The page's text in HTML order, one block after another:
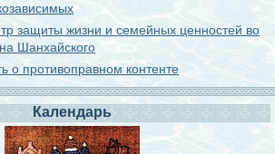
защиты жизни и семейных ценностей во
Шанхайского
о противоправном контенте
Календарь